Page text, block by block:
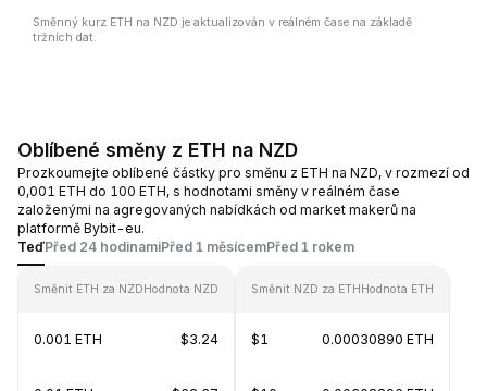
Směnný kurz ETH na NZD je aktualizován v reálném čase na základě
tržních dat.
Oblíbené směny z ETH na NZD
Prozkoumejte oblíbené částky pro směnu z ETH na NZD, v rozmezí od
0,001 ETH do 100 ETH, s hodnotami směny v reálném čase
založenými na agregovaných nabídkách od market makerů na
platformě Bybit-eu.
TeďPřed 24 hodinamiPřed 1 měsícemPřed 1 rokem
Směnit ETH za NZDHodnota NZD
0.001 ETH $3.24
Směnit NZD za ETHHodnota ETH
$1 0.00030890 ETH